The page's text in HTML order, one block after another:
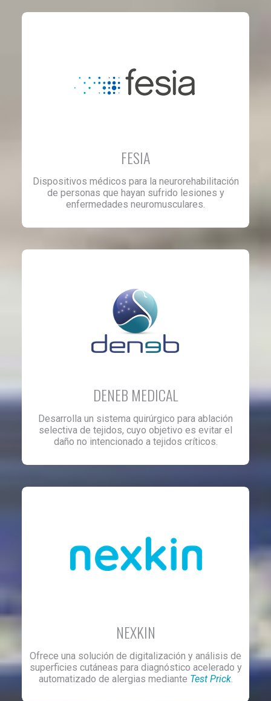
FESIA
Dispositivos médicos para la neurorehabilitación
de personas que hayan sufrido lesiones y
enfermedades neuromusculares.
DENEB MEDICAL
Desarrolla un sistema quirúrgico para ablación
selectiva de tejidos, cuyo objetivo es evitar el
daño no intencionado a tejidos críticos.
NEXKIN
Ofrece una solución de digitalización y análisis de
superficies cutáneas para diagnóstico acelerado y
automatizado de alergias mediante Test Prick.